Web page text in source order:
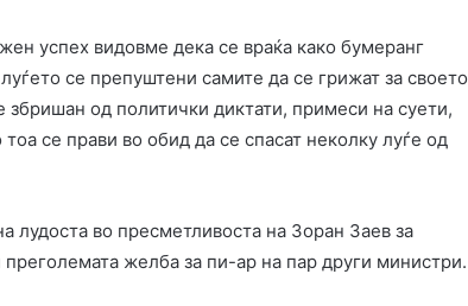
успех видовме дека се враќа како бумеранг
се препуштени самите да се грижат за своето
збришан од политички диктати, примеси на суети,
се прави во обид да се спасат неколку луѓе од
лудоста во пресметливоста на Зоран Заев за
желба за пи-ар на пар други министри.